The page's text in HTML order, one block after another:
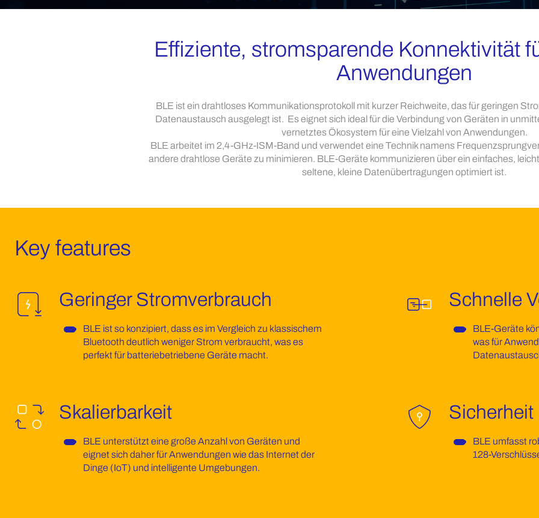
Effiziente, stromsparende Konnektivität
Anwendungen
BLE ist ein drahtloses Kommunikationsprotokoll mit kurzer Reichweite, das für geringen
Datenaustausch ausgelegt ist. Es eignet sich ideal für die Verbindung von Geräten in
vernetztes Ökosystem für eine Vielzahl von Anwendungen.
BLE arbeitet im 2,4-GHz-ISM-Band und verwendet eine Technik namens
andere drahtlose Geräte zu minimieren. BLE-Geräte kommunizieren über ein einfaches,
seltene, kleine Datenübertragungen optimiert ist.
Key features
Geringer Stromverbrauch
BLE ist so konzipiert, dass es im Vergleich zu klassischem
Bluetooth deutlich weniger Strom verbraucht, was es
perfekt für batteriebetriebene Geräte macht.
Schnelle
BLE-Geräte
was für
Skalierbarkeit
BLE unterstützt eine große Anzahl von Geräten und
eignet sich daher für Anwendungen wie das Internet der
Dinge (IoT) und intelligente Umgebungen.
Sicherheit
BLE umfasst
128-